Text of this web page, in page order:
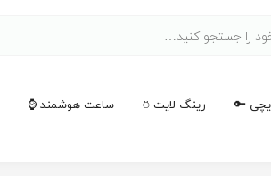
🔑 رینگ لایت ⍥ ساعت هوشمند ⌚